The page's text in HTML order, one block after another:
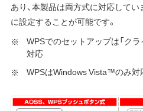
あり、本製品は両方式に対応して
に設定することが可能です。
WPSでのセットアップは「ク
対応
WPSはWindows Vista™のみ対